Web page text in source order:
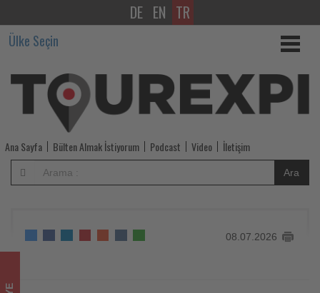
THY'den
Ankara
uçuşlarında
ücretsiz
değişiklik
ve
iade
hakkı
-
Tourexpi,
DE EN TR
Ülke Seçin
Ana Sayfa Bülten Almak İstiyorum Podcast Video İletişim
Ara
08.07.2026